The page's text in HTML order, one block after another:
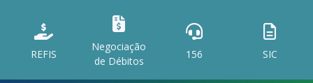
REFIS
Negociação
de Débitos
156 SIC